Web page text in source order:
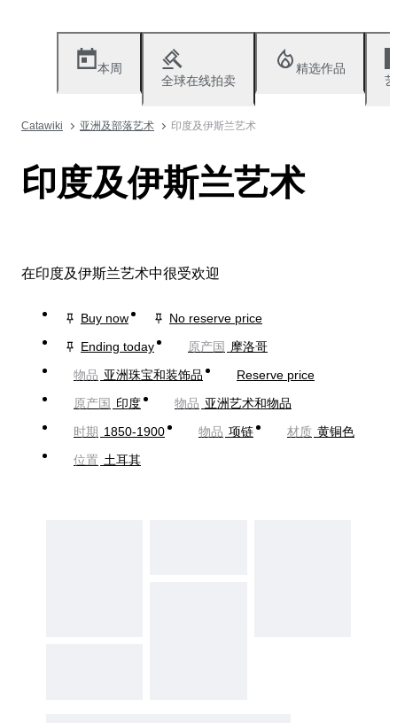
本周
全球在线拍卖
精选作品
Catawiki 亚洲及部落艺术 印度及伊斯兰艺术
印度及伊斯兰艺术
在印度及伊斯兰艺术中很受欢迎
Buy now
No reserve price
Ending today
原产国 摩洛哥
物品 亚洲珠宝和装饰品
Reserve price
原产国 印度 物品 亚洲艺术和物品
时期 1850-1900 物品 项链 材质 黄铜色
位置 土耳其